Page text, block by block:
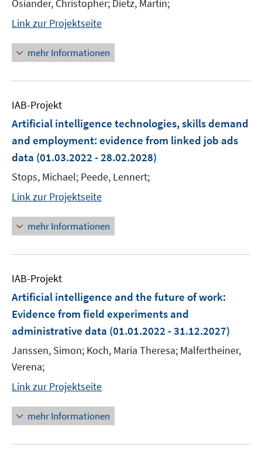
Osiander, Christopher; Dietz, Martin;
Link zur Projektseite
mehr Informationen
IAB-Projekt
Artificial intelligence technologies, skills demand
and employment: evidence from linked job ads
data (01.03.2022 - 28.02.2028)
Stops, Michael; Peede, Lennert;
Link zur Projektseite
mehr Informationen
IAB-Projekt
Artificial intelligence and the future of work:
Evidence from field experiments and
administrative data (01.01.2022 - 31.12.2027)
Janssen, Simon; Koch, Maria Theresa; Malfertheiner,
Verena;
Link zur Projektseite
mehr Informationen